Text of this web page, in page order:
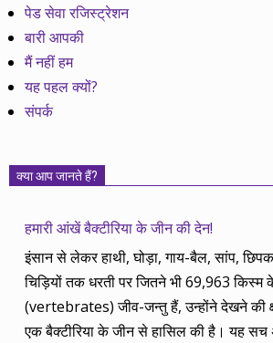
पेड सेवा रजिस्ट्रेशन
बारी आपकी
मैं नहीं हम
यह पहल क्यों?
संपर्क
क्या आप जानते हैं?
हमारी आंखें बैक्टीरिया के जीन की देन!
इंसान से लेकर हाथी, घोड़ा, गाय-बैल, सांप,
चिड़ियों तक धरती पर जितने भी 69,963 किस्म
(vertebrates) जीव-जन्तु हैं, उन्होंने देखने की
एक बैक्टीरिया के जीन से हासिल की है। यह